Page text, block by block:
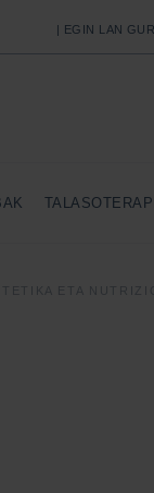
| EGIN LAN
ETA